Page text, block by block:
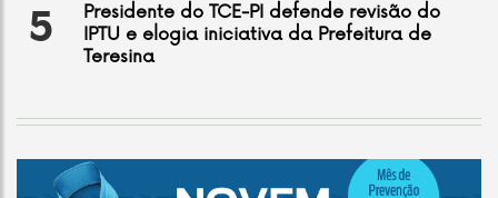
5
Presidente do TCE-PI defende revisão do
IPTU e elogia iniciativa da Prefeitura de
Teresina